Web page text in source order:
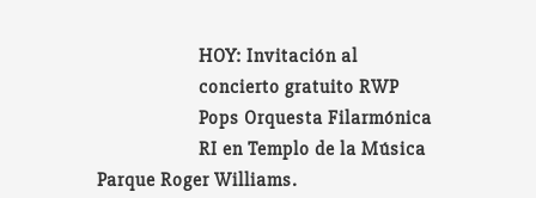
HOY: Invitación al
concierto gratuito RWP
Pops Orquesta Filarmónica
RI en Templo de la Música
Parque Roger Williams.